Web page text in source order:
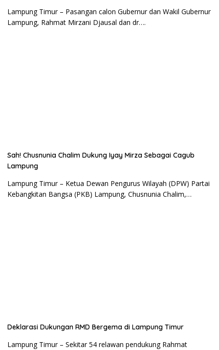
Lampung Timur – Pasangan calon Gubernur dan Wakil Gubernur
Lampung, Rahmat Mirzani Djausal dan dr….
Sah! Chusnunia Chalim Dukung Iyay Mirza Sebagai Cagub
Lampung
Lampung Timur – Ketua Dewan Pengurus Wilayah (DPW) Partai
Kebangkitan Bangsa (PKB) Lampung, Chusnunia Chalim,…
Deklarasi Dukungan RMD Bergema di Lampung Timur
Lampung Timur – Sekitar 54 relawan pendukung Rahmat